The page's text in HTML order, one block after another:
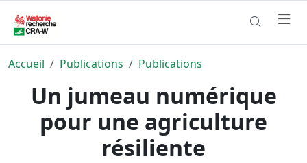
Accueil Publications Publications
Un jumeau numérique
pour une agriculture
résiliente